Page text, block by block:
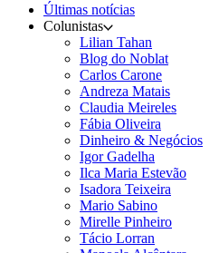
Últimas notícias
Colunistas
Lilian Tahan
Blog do Noblat
Carlos Carone
Andreza Matais
Claudia Meireles
Fábia Oliveira
Dinheiro & Negócios
Igor Gadelha
Ilca Maria Estevão
Isadora Teixeira
Mario Sabino
Mirelle Pinheiro
Tácio Lorran